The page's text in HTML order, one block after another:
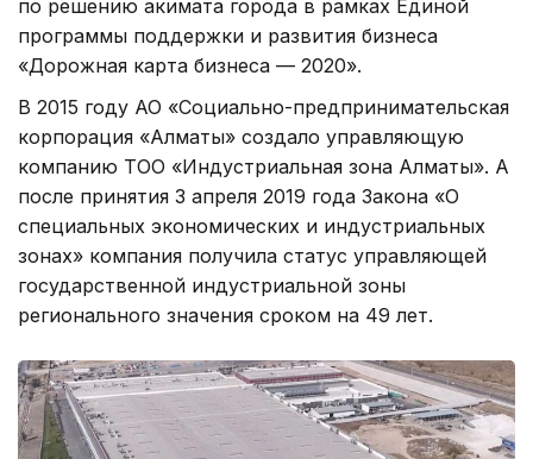
по решению акимата города в рамках Единой
программы поддержки и развития бизнеса
«Дорожная карта бизнеса — 2020».
В 2015 году АО «Социально-предпринимательская
корпорация «Алматы» создало управляющую
компанию ТОО «Индустриальная зона Алматы». А
после принятия 3 апреля 2019 года Закона «О
специальных экономических и индустриальных
зонах» компания получила статус управляющей
государственной индустриальной зоны
регионального значения сроком на 49 лет.